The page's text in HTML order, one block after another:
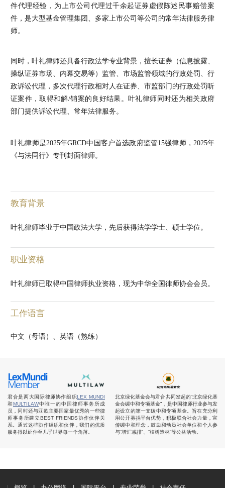
件代理经验，为上市公司代理过千余起证券虚假陈述民事赔偿案
件，是大型基金管理集团、多家上市公司等公司的常年法律服务律
师。
同时，叶礼律师还具备行政法学专业背景，擅长证券（信息披露、
操纵证券市场、内幕交易等）监管、市场监管领域的行政处罚、行
政诉讼代理，多次代理行政相对人在证券、市监部门的行政处罚听
证案件，取得和解/销案的良好结果。叶礼律师同时还为相关政府
部门提供诉讼代理、常年法律服务。
叶礼律师是2025年GRCD中国客户首选政府监管15强律师，2025年
《与法同行》专刊封面律师。
教育背景
叶礼律师毕业于中国政法大学，先后获得法学学士、硕士学位。
职业资格
叶礼律师已取得中国律师执业资格，现为中华全国律师协会会员。
工作语言
中文（母语）、英语（熟练）
君合是两大国际律师协作组织LEX MUNDI
和MULTILAW中唯一的中国律师事务所成
员，同时还与亚欧主要国家最优秀的一些律
师事务所建立BEST FRIENDS协作伙伴关
系。通过这些协作组织和伙伴，我们的优质
服务得以延伸至几乎世界每一个角落。
北京绿化基金会与君合共同发起的“北京绿化基
金会碳中和专项基金”，是中国律师行业参与发
起设立的第一支碳中和专项基金。旨在充分利
用公开募捐平台优势，积极联合社会力量，宣
传碳中和理念，鼓励和动员社会单位和个人参
与“增汇减排”、“植树造林”等公益活动。